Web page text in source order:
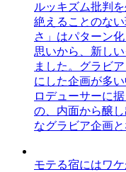
ルッキズム批判
絶えることのな
さ」はパターン
思いから、新し
ました。グラビ
にした企画が多
ロデューサーに
の、内面から醸
なグラビア企画と
モテる宿にはワ